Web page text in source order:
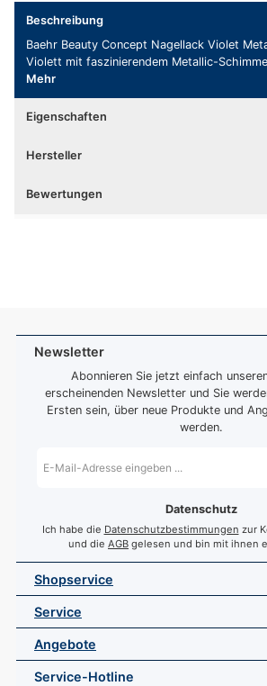
Beschreibung
Baehr Beauty Concept Nagellack Violet
Violett mit faszinierendem Metallic-
Mehr
Eigenschaften
Hersteller
Bewertungen
Newsletter
Abonnieren Sie jetzt einfach
erscheinenden Newsletter und Sie
Ersten sein, über neue Produkte und
werden.
Mail-
Datenschutz
Ich habe die Datenschutzbestimmungen zur
und die AGB gelesen und bin mit ihnen
Shopservice
Service
Angebote
Service-Hotline